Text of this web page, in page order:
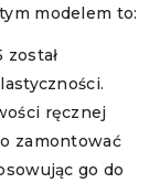
modelem to:
został
ręcznej
zamontować
go do